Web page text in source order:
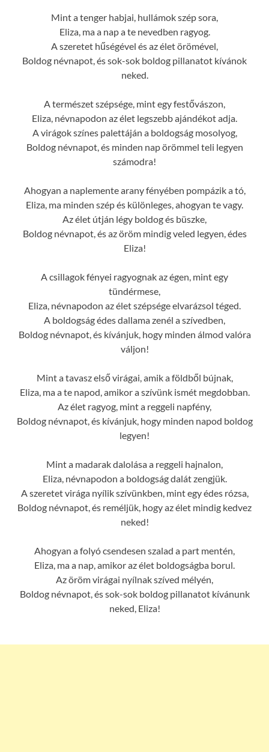
Mint a tenger habjai, hullámok szép sora,
Eliza, ma a nap a te nevedben ragyog.
A szeretet hűségével és az élet örömével,
Boldog névnapot, és sok-sok boldog pillanatot kívánok
neked.
A természet szépsége, mint egy festővászon,
Eliza, névnapodon az élet legszebb ajándékot adja.
A virágok színes palettáján a boldogság mosolyog,
Boldog névnapot, és minden nap örömmel teli legyen
számodra!
Ahogyan a naplemente arany fényében pompázik a tó,
Eliza, ma minden szép és különleges, ahogyan te vagy.
Az élet útján légy boldog és büszke,
Boldog névnapot, és az öröm mindig veled legyen, édes
Eliza!
A csillagok fényei ragyognak az égen, mint egy
tündérmese,
Eliza, névnapodon az élet szépsége elvarázsol téged.
A boldogság édes dallama zenél a szívedben,
Boldog névnapot, és kívánjuk, hogy minden álmod valóra
váljon!
Mint a tavasz első virágai, amik a földből bújnak,
Eliza, ma a te napod, amikor a szívünk ismét megdobban.
Az élet ragyog, mint a reggeli napfény,
Boldog névnapot, és kívánjuk, hogy minden napod boldog
legyen!
Mint a madarak dalolása a reggeli hajnalon,
Eliza, névnapodon a boldogság dalát zengjük.
A szeretet virága nyílik szívünkben, mint egy édes rózsa,
Boldog névnapot, és reméljük, hogy az élet mindig kedvez
neked!
Ahogyan a folyó csendesen szalad a part mentén,
Eliza, ma a nap, amikor az élet boldogságba borul.
Az öröm virágai nyílnak szíved mélyén,
Boldog névnapot, és sok-sok boldog pillanatot kívánunk
neked, Eliza!